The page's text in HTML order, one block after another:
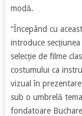
modă.
“Începând cu
introduce secțiunea
selecție de filme
costumului ca
vizual în
sub o umbrelă
fondatoare